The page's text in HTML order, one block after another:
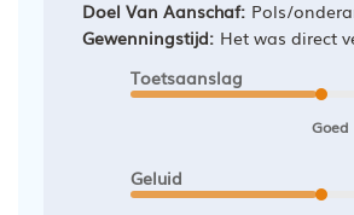
Doel Van Aanschaf: Pols/
Gewenningstijd: Het was direct
Toetsaanslag
Goed
Geluid